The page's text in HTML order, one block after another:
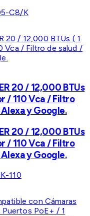
C8/K
20 / 12,000 BTUs
/ 110 Vca / Filtro
y Google.
20 / 12,000 BTUs
/ 110 Vca / Filtro
y Google.
110